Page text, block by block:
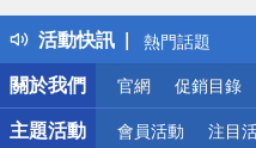
活動快訊
得獎公告
熱門話題
銀行優惠
偏遠地區配送
詐騙網頁！請
關於我們
官網 促銷目錄
主題活動 會員活動 注目